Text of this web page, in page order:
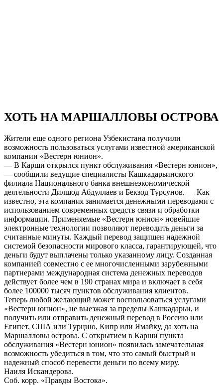
ХОТЬ НА МАРШАЛЛОВЫ ОСТРОВА
Жители еще одного региона Узбекистана получили
возможность пользоваться услугами известной американской
компании «Вестерн юнион».
— В Карши открылся пункт обслуживания «Вестерн юнион»,
— сообщили ведущие специалисты Кашкадарьинского
филиала Национального банка внешнеэкономической
деятельности Дилшод Абдуллаев и Бекзод Турсунов. — Как
известно, эта компания занимается денежными переводами с
использованием современных средств связи и обработки
информации. Применяемые «Вестерн юнион» новейшие
электронные технологии позволяют переводить деньги за
считанные минуты. Каждый перевод защищен надежной
системой безопасности мирового класса, гарантирующей, что
деньги будут выплачены только указанному лицу. Созданная
компанией совместно с ее многочисленными зарубежными
партнерами международная система денежных переводов
действует более чем в 190 странах мира и включает в себя
более 100000 тысяч пунктов обслуживания клиентов.
Теперь любой желающий может воспользоваться услугами
«Вестерн юнион», не выезжая за пределы Кашкадарьи, и
получить или отправить денежный перевод в Россию или
Египет, США или Турцию, Кипр или Ямайку, да хоть на
Маршалловы острова. С открытием в Карши пункта
обслуживания «Вестерн юнион» появилась замечательная
возможность убедиться в том, что это самый быстрый и
надежный способ перевести деньги по всему миру.
Наиля Искандерова.
Соб. корр. «Правды Востока».